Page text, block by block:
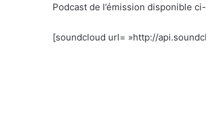
Podcast de l’émission disponible
[soundcloud url= »http://